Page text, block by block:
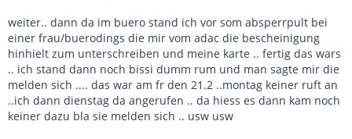
weiter.. dann da im buero stand ich vor som absperrpult bei
einer frau/buerodings die mir vom adac die bescheinigung
hinhielt zum unterschreiben und meine karte .. fertig das wars
.. ich stand dann noch bissi dumm rum und man sagte mir die
melden sich .... das war am fr den 21.2 ..montag keiner ruft an
..ich dann dienstag da angerufen .. da hiess es dann kam noch
keiner dazu bla sie melden sich .. usw usw